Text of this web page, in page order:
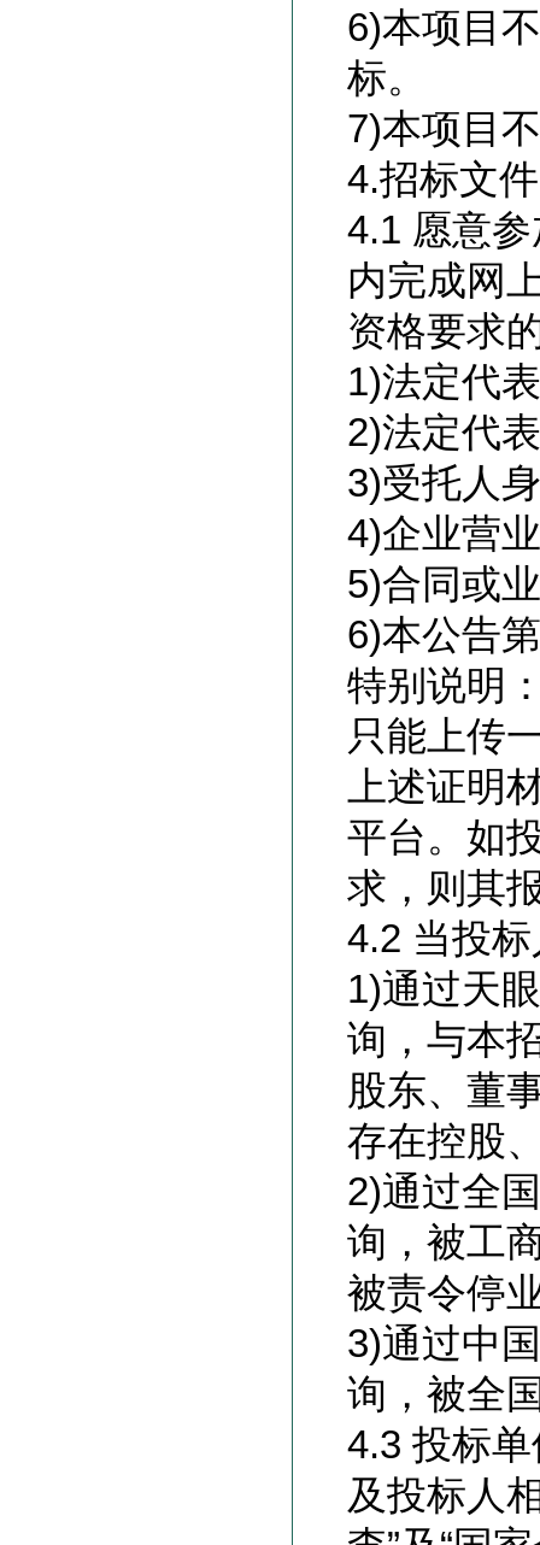
6)本项目
标。
7)本项目
4.招标文
4.1 愿意
内完成网
资格要求
1)法定代
2)法定代
3)受托人
4)企业营
5)合同或
6)本公告
特别说明
只能上传
上述证明
平台。如
求，则其
4.2 当投
1)通过天
询，与本
股东、董
存在控股
2)通过全
询，被工
被责令停
3)通过中
询，被全
4.3 投标
及投标人